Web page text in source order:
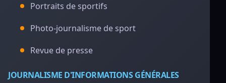
Portraits de sportifs
Photo-journalisme de sport
Revue de presse
JOURNALISME D'INFORMATIONS GÉNÉRALES